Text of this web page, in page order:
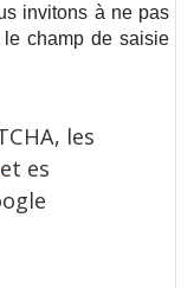
invitons à ne pas
champ de saisie
les
et es